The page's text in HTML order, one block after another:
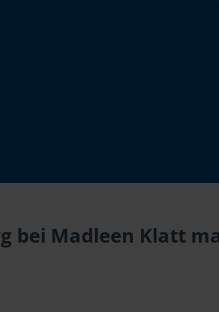
bei Madleen Klatt